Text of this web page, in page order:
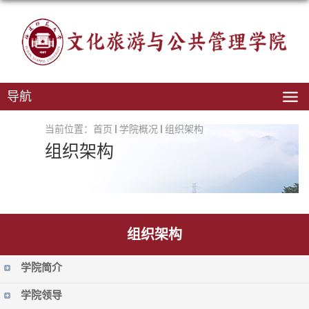
导航
当前位置： 首页 学院概况 组织架构
组织架构
组织架构
学院简介
学院领导